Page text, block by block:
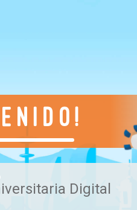
Digital